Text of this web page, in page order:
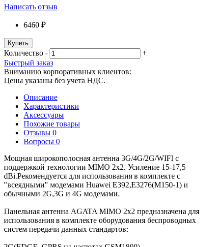
Написать отзыв
6460 ₽
Купить
Количество -
+
Быстрый заказ
Вниманию корпоративных клиентов:
Цены указаны без учета НДС.
Описание
Характеристики
Аксессуары
Похожие товары
Отзывы 0
Вопросы 0
Мощная широкополосная антенна 3G/4G/2G/WIFI с
поддержкой технологии MIMO 2x2. Усиление 15-17,5
dBi.Рекомендуется для использования в комплекте с
"всеядными" модемами Huawei Е392,E3276(М150-1) и
обычными 2G,3G и 4G модемами.
Панельная антенна AGATA MIMO 2x2 предназначена для
использования в комплекте оборудования беспроводных
систем передачи данных стандартов: